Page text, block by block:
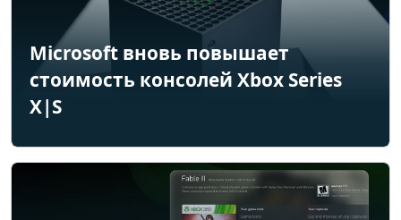
Microsoft вновь повышает
стоимость консолей Xbox Series
X|S